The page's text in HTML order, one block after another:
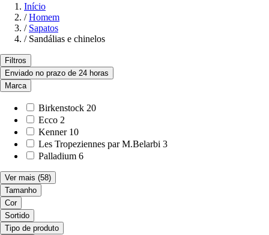
Início
/ Homem
/ Sapatos
/ Sandálias e chinelos
Filtros
Enviado no prazo de 24 horas
Marca
Birkenstock 20
Ecco 2
Kenner 10
Les Tropeziennes par M.Belarbi 3
Palladium 6
Ver mais (58)
Tamanho
Cor
Sortido
Tipo de produto